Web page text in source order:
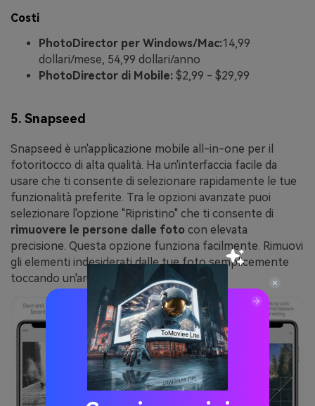
Costi
PhotoDirector per Windows/Mac:14,99
dollari/mese, 54,99 dollari/anno
PhotoDirector di Mobile: $2,99 - $29,99
5. Snapseed
Snapseed è un'applicazione mobile all-in-one per il
fotoritocco di alta qualità. Ha un'interfaccia facile da
usare che ti consente di selezionare rapidamente le tue
funzionalità preferite. Tra le opzioni avanzate puoi
selezionare l'opzione "Ripristino" che ti consente di
rimuovere le persone dalle foto con elevata
precisione. Questa opzione funziona facilmente. Rimuovi
gli elementi indesiderati dalle tue foto semplicemente
toccando un'area specifica.